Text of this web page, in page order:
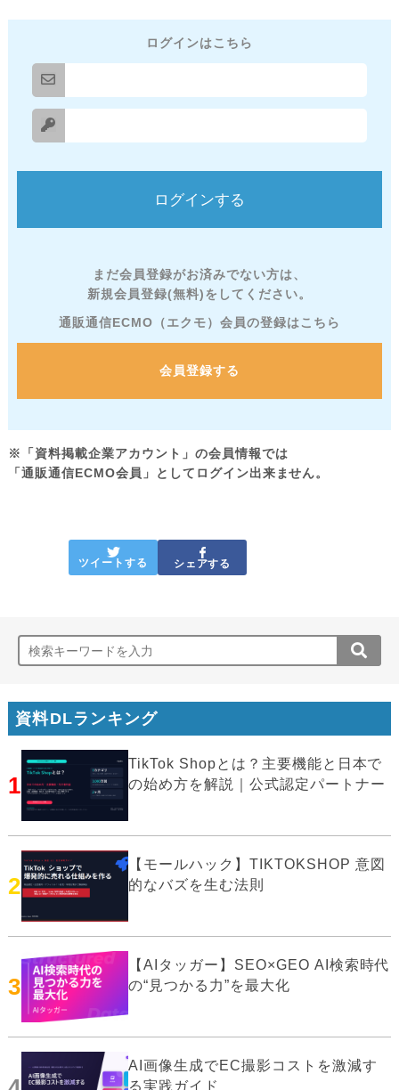
ログインはこちら
まだ会員登録がお済みでない方は、
新規会員登録(無料)をしてください。
通販通信ECMO（エクモ）会員の登録はこちら
会員登録する
※「資料掲載企業アカウント」の会員情報では
「通販通信ECMO会員」としてログイン出来ません。
ツイートする シェアする
資料DLランキング
1
TikTok Shopとは？主要機能と日本で
の始め方を解説｜公式認定パートナー
2
【モールハック】TIKTOKSHOP 意図
的なバズを生む法則
3
【AIタッガー】SEO×GEO AI検索時代
の“見つかる力”を最大化
AI画像生成でEC撮影コストを激減す
る実践ガイド